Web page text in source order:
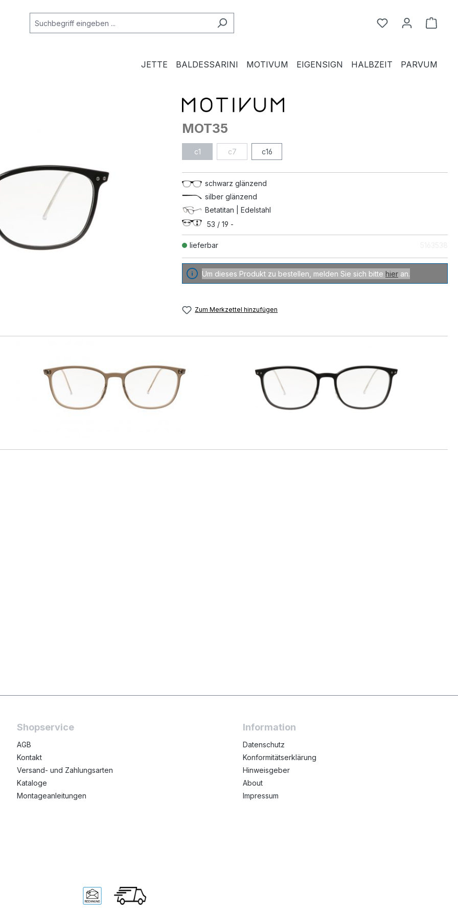
Du hast 0
JETTE BALDESSARINI MOTIVUM EIGENSIGN HALBZEIT PARVUM
lieferbar
MOT35
c1 c7 c16
schwarz glänzend
silber glänzend
Betatitan | Edelstahl
53 / 19 -
Um dieses Produkt zu bestellen, melden Sie sich bitte hier an.
Zum Merkzettel hinzufügen
Shopservice
AGB
Kontakt
Versand- und Zahlungsarten
Kataloge
Montageanleitungen
Information
Datenschutz
Konformitätserklärung
Hinweisgeber
About
Impressum